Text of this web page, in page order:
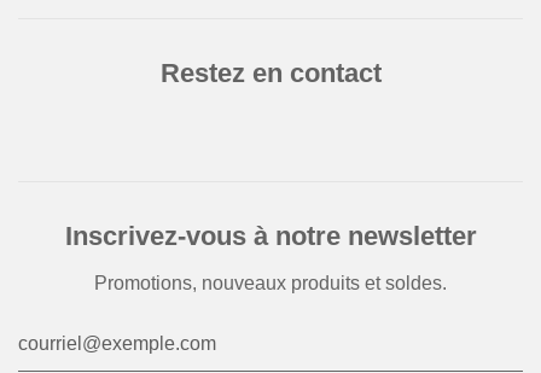
Restez en contact
Inscrivez-vous à notre newsletter
Promotions, nouveaux produits et soldes.